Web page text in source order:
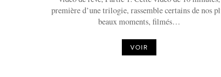
première d’une trilogie, rassemble certains de nos
beaux moments, filmés…
VOIR